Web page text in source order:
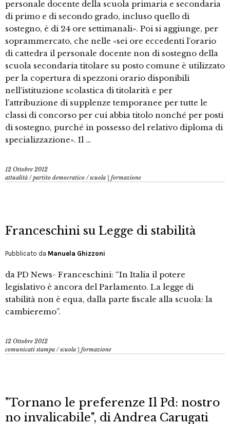
personale docente della scuola primaria e secondaria
di primo e di secondo grado, incluso quello di
sostegno, è di 24 ore settimanali». Poi si aggiunge, per
soprammercato, che nelle «sei ore eccedenti l’orario
di cattedra il personale docente non di sostegno della
scuola secondaria titolare su posto comune è utilizzato
per la copertura di spezzoni orario disponibili
nell’istituzione scolastica di titolarità e per
l’attribuzione di supplenze temporanee per tutte le
classi di concorso per cui abbia titolo nonché per posti
di sostegno, purché in possesso del relativo diploma di
specializzazione». Il …
12 Ottobre 2012
attualità /partito democratico /scuola | formazione
Franceschini su Legge di stabilità
Pubblicato da Manuela Ghizzoni
da PD News- Franceschini: “In Italia il potere
legislativo è ancora del Parlamento. La legge di
stabilità non è equa, dalla parte fiscale alla scuola: la
cambieremo”.
12 Ottobre 2012
comunicati stampa /scuola | formazione
"Tornano le preferenze Il Pd: nostro
no invalicabile", di Andrea Carugati